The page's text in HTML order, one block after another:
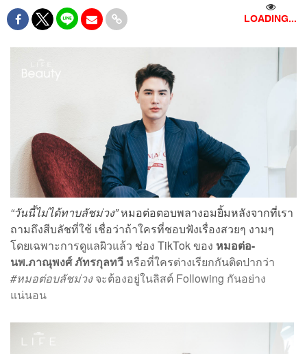
LOADING...
“วันนี้ไม่ได้ทาบลัชม่วง”หมอต่อตอบพลางอมยิ้มหลังจากที่เรา
ถามถึงสีบลัชที่ใช้ เชื่อว่าถ้าใครที่ชอบฟังเรื่องสวยๆ งามๆ
โดยเฉพาะการดูแลผิวแล้ว ช่อง TikTok ของ หมอต่อ-
นพ.ภาณุพงศ์ ภัทรกุลทวี หรือที่ใครต่างเรียกกันติดปากว่า
#หมอต่อบลัชม่วงจะต้องอยู่ในลิสต์ Following กันอย่าง
แน่นอน